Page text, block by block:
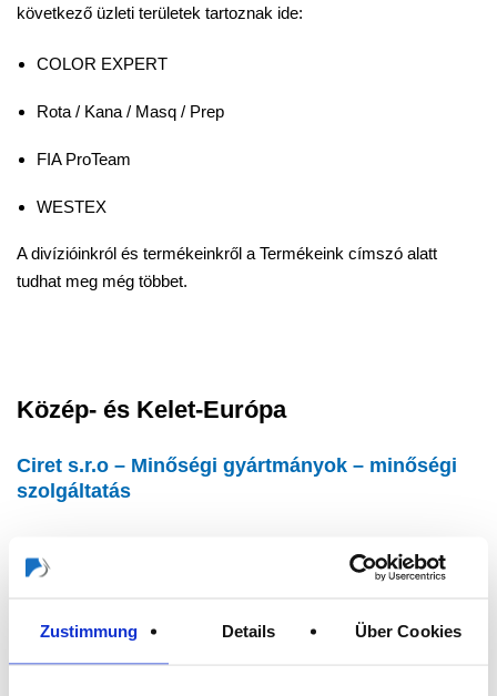
Zustimmung Details Über Cookies
következő üzleti területek tartoznak ide:
COLOR EXPERT
Rota / Kana / Masq / Prep
FIA ProTeam
WESTEX
A divízióinkról és termékeinkről a Termékeink címszó alatt
tudhat meg még többet.
Közép- és Kelet-Európa
Ciret s.r.o – Minőségi gyártmányok – minőségi
szolgáltatás
kereskedelmi kapcsolatin keresztül juttatja el valamennyi
csehországi bázisról a csoport márkatermékei mellet számos